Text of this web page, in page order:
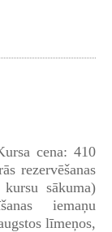
cena: 410
rezervēšanas
sākuma)
iemaņu
līmeņos,